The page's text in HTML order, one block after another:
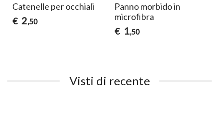
Catenelle per occhiali
€ 2,50
Panno morbido in
microfibra
€ 1,50
Visti di recente